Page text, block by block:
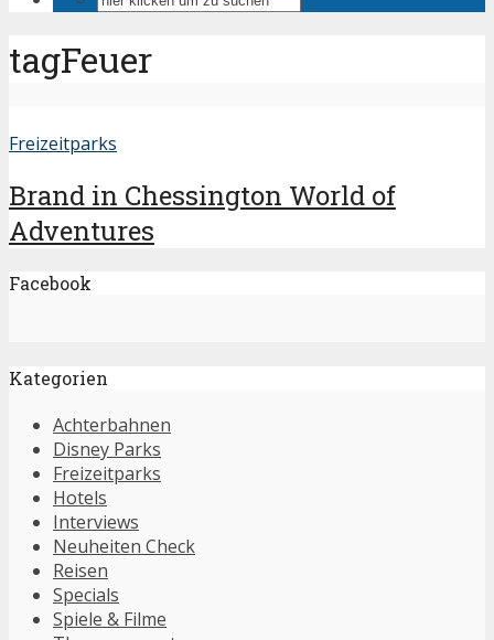
tagFeuer
Freizeitparks
Brand in Chessington World of
Adventures
Facebook
Kategorien
Achterbahnen
Disney Parks
Freizeitparks
Hotels
Interviews
Neuheiten Check
Reisen
Specials
Spiele & Filme